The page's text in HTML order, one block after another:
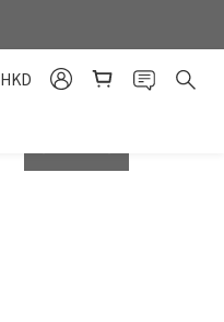
HKD
prev next